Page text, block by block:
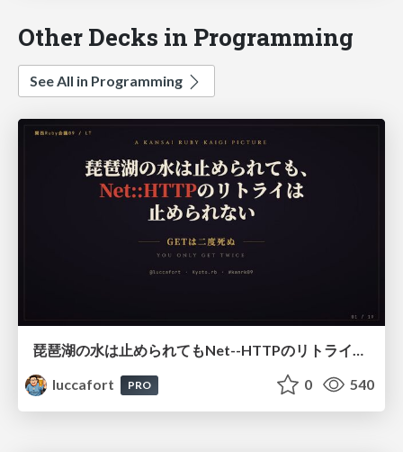
Other Decks in Programming
See All in Programming
luccafort
PRO 0 540